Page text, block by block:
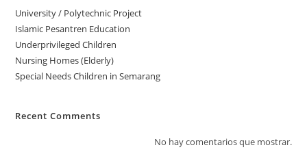
University / Polytechnic Project
Islamic Pesantren Education
Underprivileged Children
Nursing Homes (Elderly)
Special Needs Children in Semarang
Recent Comments
No hay comentarios que mostrar.